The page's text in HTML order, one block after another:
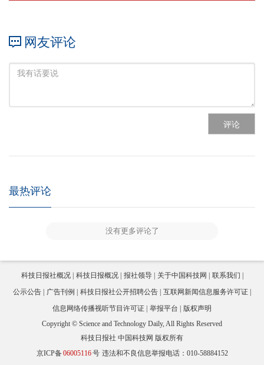
网友评论
评论
最热评论
没有更多评论了
科技日报社概况 科技日报概况 报社领导 关于中国科技网
联系我们
公示公告
广告刊例 科技日报社公开招聘公告
互联网新闻信息服务许可证
信息网络传播视听节目许可证
举报平台
版权声明
Copyright © Science and Technology Daily, All Rights Reserved
科技日报社 中国科技网 版权所有
京ICP备06005116号 违法和不良信息举报电话：010-58884152